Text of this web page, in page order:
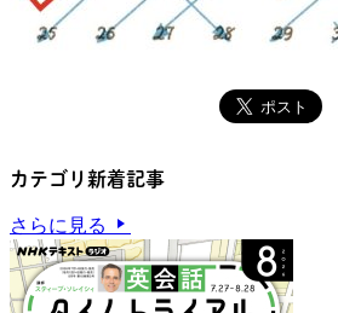
カテゴリ新着記事
さらに見る